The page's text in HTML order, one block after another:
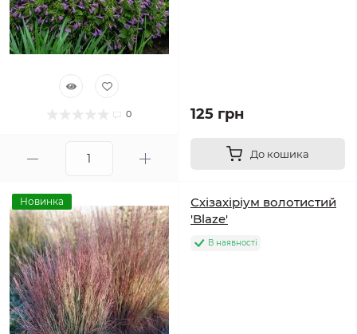
0 125 грн
До кошика
Новинка
Схізахіріум волотистий
'Blaze'
В наявності